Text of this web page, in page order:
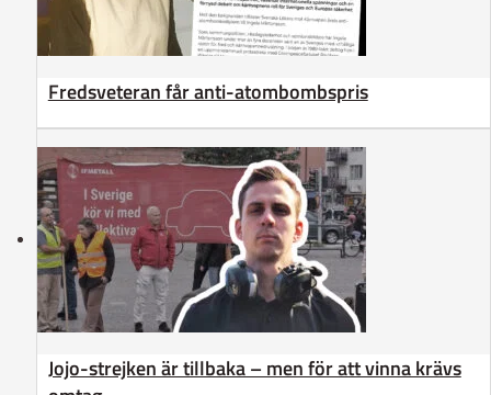
Fredsveteran får anti-atombombspris
Jojo-strejken är tillbaka – men för att vinna krävs